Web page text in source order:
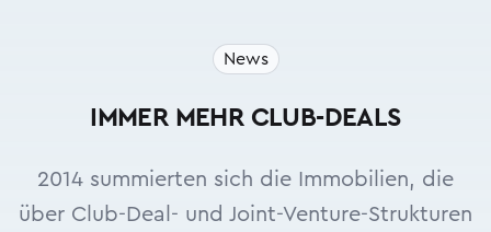
News
IMMER MEHR CLUB-DEALS
2014 summierten sich die Immobilien, die
über Club-Deal- und Joint-Venture-Strukturen